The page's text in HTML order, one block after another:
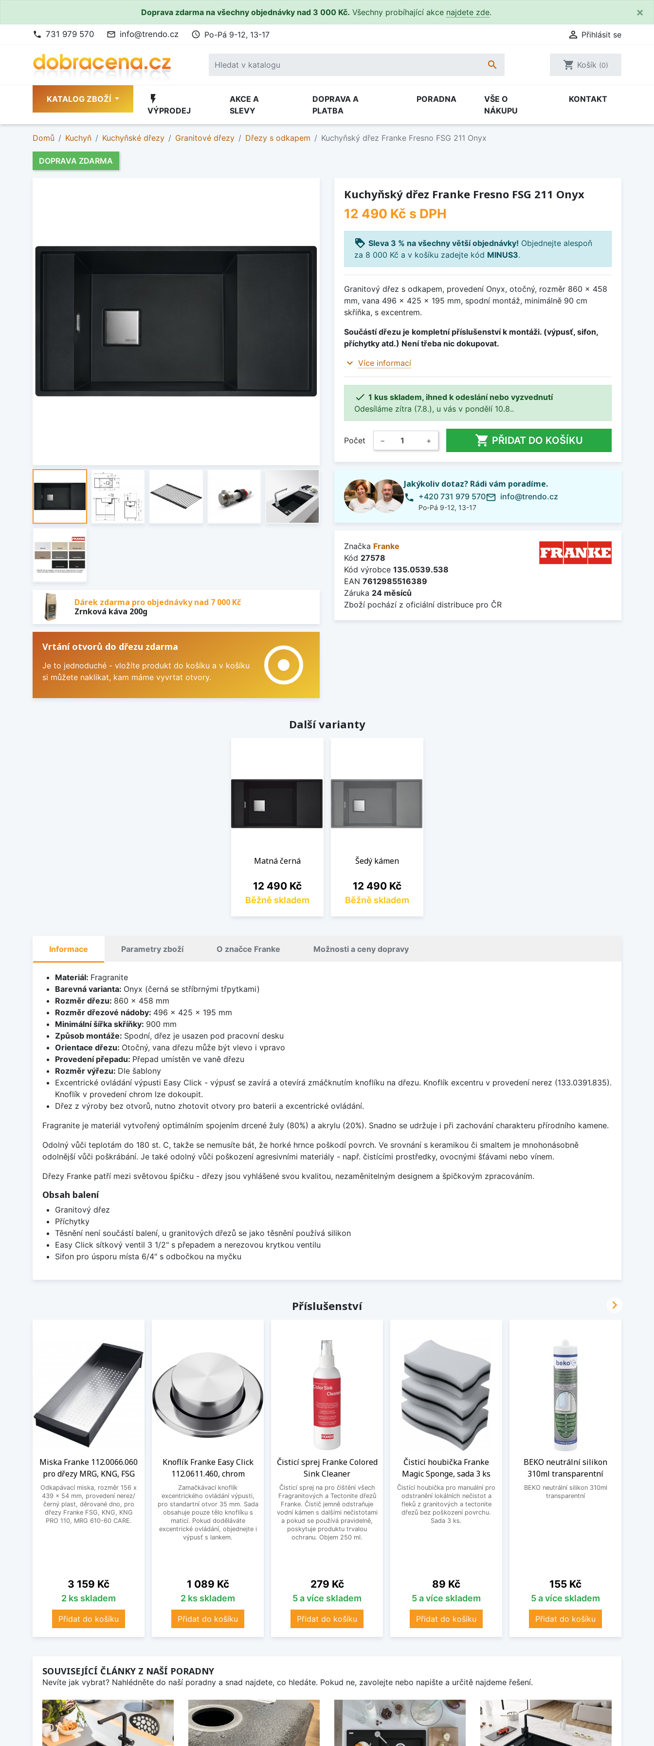
Doprava zdarma na všechny objednávky nad 3 000 Kč. Všechny probíhající akce najdete zde. ×
phone 731 979 570 mail_outline info@trendo.cz access_time Po-Pá 9-12, 13-17  Přihlásit se
 shopping_cart Košík (0)
KATALOG ZBOŽÍ flash_on
VÝPRODEJ
AKCE A
SLEVY
DOPRAVA A
PLATBA
PORADNA
VŠE O
NÁKUPU
KONTAKT
Domů Kuchyň Kuchyňské dřezy Granitové dřezy Dřezy s odkapem Kuchyňský dřez Franke Fresno FSG 211 Onyx
DOPRAVA ZDARMA
Dárek zdarma pro objednávky nad 7 000 Kč
Zrnková káva 200g
Vrtání otvorů do dřezu zdarma
Je to jednoduché - vložíte produkt do košíku a v košíku
si můžete naklikat, kam máme vyvrtat otvory.
adjust
Kuchyňský dřez Franke Fresno FSG 211 Onyx
12 490 Kč s DPH
loyalty Sleva 3 % na všechny větší objednávky! Objednejte alespoň
za 8 000 Kč a v košíku zadejte kód MINUS3.
Granitový dřez s odkapem, provedení Onyx, otočný, rozměr 860 x 458
mm, vana 496 x 425 x 195 mm, spodní montáž, minimálně 90 cm
skříňka, s excentrem.
Součástí dřezu je kompletní příslušenství k montáži. (výpusť, sifon,
příchytky atd.) Není třeba nic dokupovat.
expand_more Více informací
 1 kus skladem, ihned k odeslání nebo vyzvednutí
Odesíláme zítra (7.8.), u vás v pondělí 10.8..
Počet − +  PŘIDAT DO KOŠÍKU
Jakýkoliv dotaz? Rádi vám poradíme.
phone +420 731 979 570
Po-Pá 9-12, 13-17
mail_outline info@trendo.cz
Značka Franke
Kód 27578
Kód výrobce 135.0539.538
EAN 7612985516389
Záruka 24 měsíců
Zboží pochází z oficiální distribuce pro ČR
Další varianty
Matná černá
Cena
12 490 Kč
Běžně skladem
Šedý kámen
Cena
12 490 Kč
Běžně skladem
Informace Parametry zboží O značce Franke Možnosti a ceny dopravy
Materiál: Fragranite
Barevná varianta: Onyx (černá se stříbrnými třpytkami)
Rozměr dřezu: 860 x 458 mm
Rozměr dřezové nádoby: 496 x 425 x 195 mm
Minimální šířka skříňky: 900 mm
Způsob montáže: Spodní, dřez je usazen pod pracovní desku
Orientace dřezu: Otočný, vana dřezu může být vlevo i vpravo
Provedení přepadu: Přepad umístěn ve vaně dřezu
Rozměr výřezu: Dle šablony
Excentrické ovládání výpusti Easy Click - výpusť se zavírá a otevírá zmáčknutím knoflíku na dřezu. Knoflík excentru v provedení nerez (133.0391.835).
Knoflík v provedení chrom lze dokoupit.
Dřez z výroby bez otvorů, nutno zhotovit otvory pro baterii a excentrické ovládání.
Fragranite je materiál vytvořený optimálním spojením drcené žuly (80%) a akrylu (20%). Snadno se udržuje i při zachování charakteru přírodního kamene.
Odolný vůči teplotám do 180 st. C, takže se nemusíte bát, že horké hrnce poškodí povrch. Ve srovnání s keramikou či smaltem je mnohonásobně
odolnější vůči poškrábání. Je také odolný vůči poškození agresivními materiály - např. čistícími prostředky, ovocnými šťávami nebo vínem.
Dřezy Franke patří mezi světovou špičku - dřezy jsou vyhlášené svou kvalitou, nezaměnitelným designem a špičkovým zpracováním.
Obsah balení
Granitový dřez
Příchytky
Těsnění není součástí balení, u granitových dřezů se jako těsnění používá silikon
Easy Click sítkový ventil 3 1/2" s přepadem a nerezovou krytkou ventilu
Sifon pro úsporu místa 6/4" s odbočkou na myčku
Příslušenství
Miska Franke 112.0066.060
pro dřezy MRG, KNG, FSG
Odkapávací miska, rozměr 156 x
439 x 54 mm, provedení nerez/
černý plast, děrované dno, pro
dřezy Franke FSG, KNG, KNG
PRO 110, MRG 610-60 CARE.
Cena
3 159 Kč
2 ks skladem
Přidat do košíku
Knoflík Franke Easy Click
112.0611.460, chrom
Zamačkávací knoflík
excentrického ovládání výpusti,
pro standartní otvor 35 mm. Sada
obsahuje pouze tělo knoflíku s
maticí. Pokud doděláváte
excentrické ovládání, objednejte i
výpusť s lankem.
Cena
1 089 Kč
2 ks skladem
Přidat do košíku
Čisticí sprej Franke Colored
Sink Cleaner
Čisticí sprej na pro čištění všech
Fragranitových a Tectonite dřezů
Franke. Čistič jemně odstraňuje
vodní kámen s dalšími nečistotami
a pokud se používá pravidelně,
poskytuje produktu trvalou
ochranu. Objem 250 ml.
Cena
279 Kč
5 a více skladem
Přidat do košíku
Čisticí houbička Franke
Magic Sponge, sada 3 ks
Čistící houbička pro manuální pro
odstranění lokálních nečistot a
fleků z granitových a tectonite
dřezů bez poškození povrchu.
Sada 3 ks.
Cena
89 Kč
5 a více skladem
Přidat do košíku
BEKO neutrální silikon
310ml transparentní
BEKO neutrální silikon 310ml
transparentní
Cena
155 Kč
5 a více skladem
Přidat do košíku

SOUVISEJÍCÍ ČLÁNKY Z NAŠÍ PORADNY
Nevíte jak vybrat? Nahlédněte do naší poradny a snad najdete, co hledáte. Pokud ne, zavolejte nebo napište a určitě najdeme řešení.